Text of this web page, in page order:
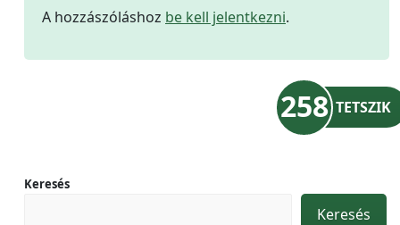
A hozzászóláshoz be kell jelentkezni.
258 TETSZIK
Keresés
Keresés